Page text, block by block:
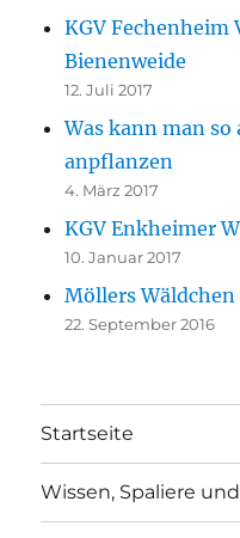
KGV
Bienenweide
12. Juli 2017
Was kann man so
anpflanzen
4. März 2017
KGV Enkheimer
10. Januar 2017
Möllers
22. September 2016
Startseite
Wissen, Spaliere